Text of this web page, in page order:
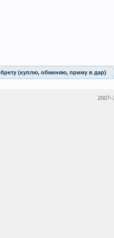
(куплю, обменяю, приму в дар)
2007–